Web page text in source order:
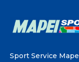
Sport Service